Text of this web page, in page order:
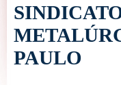
PAULO